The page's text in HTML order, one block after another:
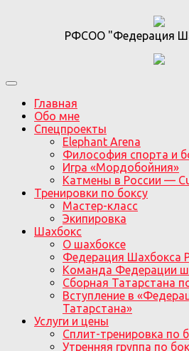
РФСОО "Федерация
Главная
Обо мне
Спецпроекты
Elephant Arena
Философия спорта и
Игра «Мордобойния»
Катмены в России —
Тренировки по боксу
Мастер-класс
Экипировка
Шахбокс
О шахбоксе
Федерация Шахбокса
Команда Федерации
Сборная Татарстана
Вступление в
Татарстана»
Услуги и цены
Сплит-тренировка по
Утренняя группа по